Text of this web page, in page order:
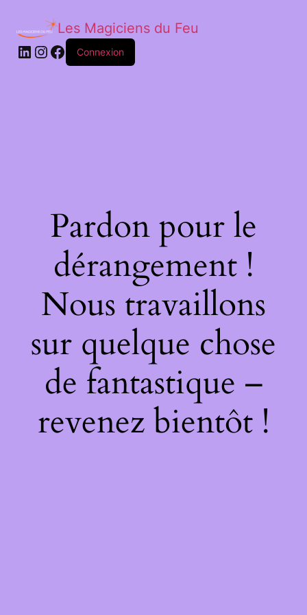
Les Magiciens du Feu
LinkedIn
Instagram
Facebook
Connexion
Pardon pour le
dérangement !
Nous travaillons
sur quelque chose
de fantastique –
revenez bientôt !